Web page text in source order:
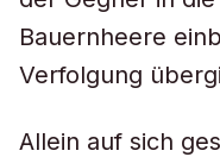
Bauernheere
Verfolgung
Allein auf sich